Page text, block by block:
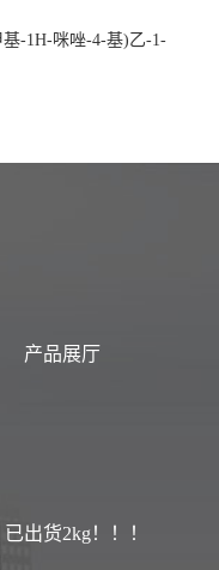
基-1H-咪唑-4-基)乙-1-
产品展厅
出货2kg！！！